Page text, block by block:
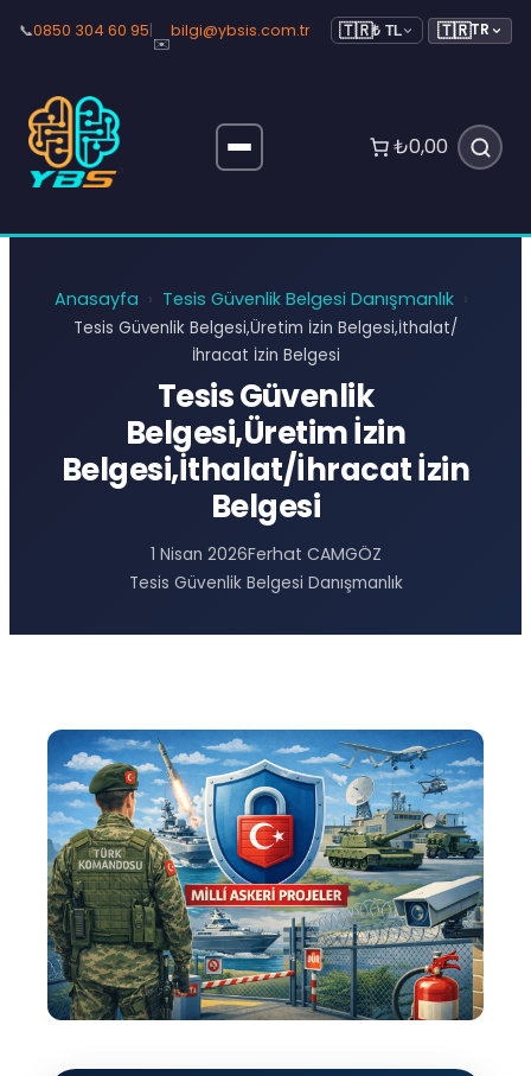
📞0850 304 60 95|
✉️
bilgi@ybsis.com.tr 🇹🇷₺ TL 🇹🇷TR
₺0,00
Anasayfa › Tesis Güvenlik Belgesi Danışmanlık ›
Tesis Güvenlik Belgesi,Üretim İzin Belgesi,İthalat/
İhracat İzin Belgesi
Tesis Güvenlik
Belgesi,Üretim İzin
Belgesi,İthalat/İhracat İzin
Belgesi
1 Nisan 2026Ferhat CAMGÖZ
Tesis Güvenlik Belgesi Danışmanlık